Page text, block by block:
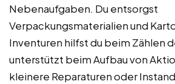
Nebenaufgaben. Du entsorgst
Verpackungsmaterialien und
Inventuren hilfst du beim Zählen
unterstützt beim Aufbau von
kleinere Reparaturen oder